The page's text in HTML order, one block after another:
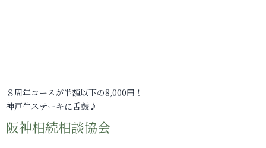
８周年コースが半額以下の8,000円！
神戸牛ステーキに舌鼓♪
阪神相続相談協会